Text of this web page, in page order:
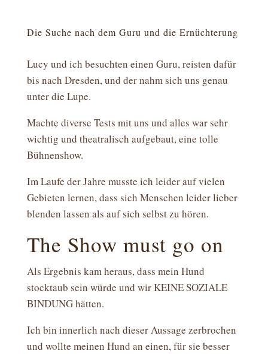
Die Suche nach dem Guru und die Ernüchterung
Lucy und ich besuchten einen Guru, reisten dafür
bis nach Dresden, und der nahm sich uns genau
unter die Lupe.
Machte diverse Tests mit uns und alles war sehr
wichtig und theatralisch aufgebaut, eine tolle
Bühnenshow.
Im Laufe der Jahre musste ich leider auf vielen
Gebieten lernen, dass sich Menschen leider lieber
blenden lassen als auf sich selbst zu hören.
The Show must go on
Als Ergebnis kam heraus, dass mein Hund
stocktaub sein würde und wir KEINE SOZIALE
BINDUNG hätten.
Ich bin innerlich nach dieser Aussage zerbrochen
und wollte meinen Hund an einen, für sie besser